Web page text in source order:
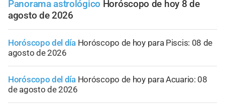
Panorama astrológico Horóscopo de hoy 8 de
agosto de 2026
Horóscopo del día Horóscopo de hoy para Piscis: 08 de
agosto de 2026
Horóscopo del día Horóscopo de hoy para Acuario: 08
de agosto de 2026